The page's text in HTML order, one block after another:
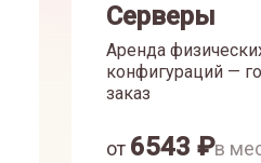
Серверы
Аренда
конфигураций —
заказ
от 6543 ₽в